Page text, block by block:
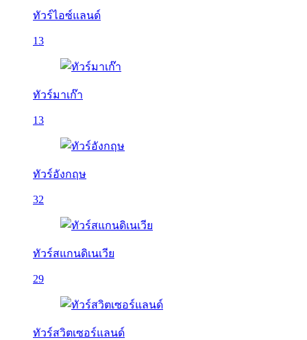
ทัวร์ไอซ์แลนด์
13
ทัวร์มาเก๊า
13
ทัวร์อังกฤษ
32
ทัวร์สแกนดิเนเวีย
29
ทัวร์สวิตเซอร์แลนด์